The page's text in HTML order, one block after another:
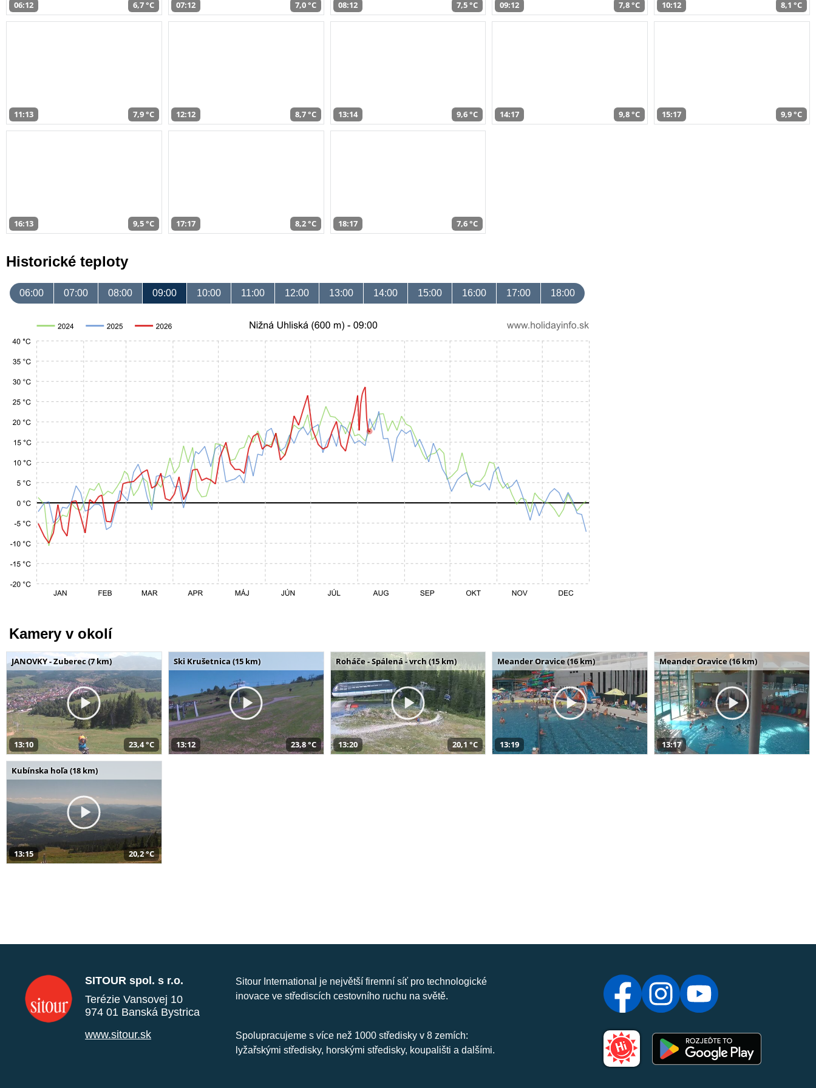
06:12 6,7 °C 07:12 7,0 °C 08:12 7,5 °C 09:12 7,8 °C 10:12 8,1 °C
11:13 7,9 °C 12:12 8,7 °C 13:14 9,6 °C 14:17 9,8 °C 15:17 9,9 °C
16:13 9,5 °C 17:17 8,2 °C 18:17 7,6 °C
Historické teploty
06:00 07:00 08:00 09:00 10:00 11:00 12:00 13:00 14:00 15:00 16:00 17:00 18:00
Kamery v okolí
JANOVKY - Zuberec (7 km)
13:10 23,4 °C
Ski Krušetnica (15 km)
13:12 23,8 °C
Roháče - Spálená - vrch (15 km)
13:20 20,1 °C
Meander Oravice (16 km)
13:19
Meander Oravice (16 km)
13:17
Kubínska hoľa (18 km)
13:15 20,2 °C
SITOUR spol. s r.o.
Terézie Vansovej 10
974 01 Banská Bystrica
www.sitour.sk
Sitour International je největší firemní síť pro technologické
inovace ve střediscích cestovního ruchu na světě.
Spolupracujeme s více než 1000 středisky v 8 zemích:
lyžařskými středisky, horskými středisky, koupališti a dalšími.